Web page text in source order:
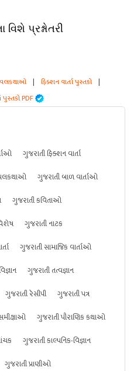
પ્રશ્નોતરી
| ફિક્શન વાર્તા પુસ્તકો |
PDF
ગુજરાતી ફિક્શન વાર્તા
ગુજરાતી બાળ વાર્તાઓ
ગુજરાતી કવિતાઓ
ગુજરાતી નાટક
ગુજરાતી સામાજિક વાર્તાઓ
ગુજરાતી તત્વજ્ઞાન
ગુજરાતી રેસીપી
ગુજરાતી પત્ર
ગુજરાતી પૌરાણિક કથાઓ
ગુજરાતી કાલ્પનિક-વિજ્ઞાન
ગુજરાતી પ્રાણીઓ